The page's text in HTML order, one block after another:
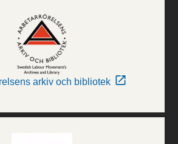
arkiv och bibliotek